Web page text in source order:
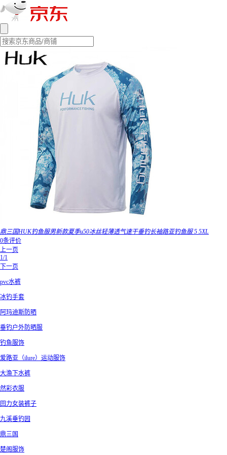
鼎三国HUK钓鱼服男新款夏季u50冰丝轻薄透气速干垂钓长袖路亚钓鱼服 5 5XL
0条评价
上一页
1/1
下一页
pvc水裤
冰钓手套
阿玛迪斯防晒
垂钓户外防晒服
钓鱼服饰
爱路亚（ilure）运动服饰
大渔下水裤
然彩衣服
回力女装裤子
九溪垂钓园
鼎三国
楚阁服饰